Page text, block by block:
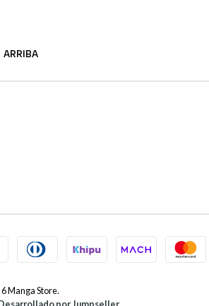
ARRIBA
Manga Store.
por Jumpseller.